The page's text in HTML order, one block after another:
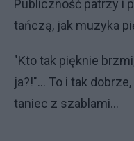
Publiczność patrzy i
tańczą, jak muzyka
"Kto tak pięknie
ja?!"... To i tak
taniec z szablami...